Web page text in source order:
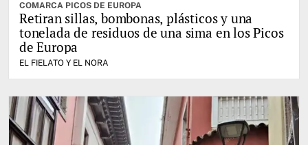
COMARCA PICOS DE EUROPA
Retiran sillas, bombonas, plásticos y una
tonelada de residuos de una sima en los Picos
de Europa
EL FIELATO Y EL NORA